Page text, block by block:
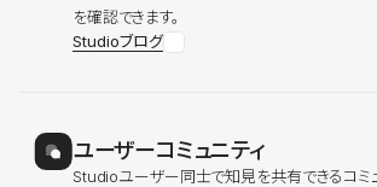
を確認できます。
Studioブログ
ユーザーコミュニティ
Studioユーザー同士で知見を共有できるコミ